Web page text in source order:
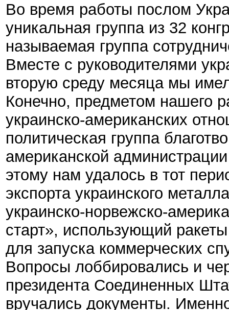
Во время работы послом
уникальная группа из 32
называемая группа
Вместе с руководителями
вторую среду месяца мы
Конечно, предметом нашего
украинско-американских
политическая группа
американской
этому нам удалось в тот
экспорта украинского
украинско-норвежско-
старт», использующий
для запуска коммерческих
Вопросы лоббировались и
президента Соединенных
вручались документы.